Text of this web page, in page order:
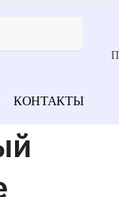
КОНТАКТЫ